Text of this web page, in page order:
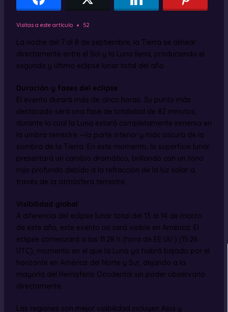
Visitas a este artículo 52
La noche del 7 al 8 de septiembre, la Tierra se alinear
directamente entre el Sol y la Luna llena, produciendo el
segundo y último eclipse lunar total del año.
Duración y fases del eclipse
El evento durará más de cinco horas. Su punto más
destacado será una fase de totalidad de 82 minutos,
durante la cual la Luna estará completamente inmersa en
la umbra terrestre —la parte interior y más oscura de la
sombra de la Tierra. En este momento, la superficie lunar
presentará un cambio dramático, brillando con un tono
rojo profundo debido a la refracción de la luz solar a
través de la atmósfera terrestre.
Visibilidad global
A diferencia del eclipse lunar total del 13 al 14 de marzo
de este año, este evento no será visible en América. El
eclipse comenzará a las 11:28 h (hora de EE.UU.) (15:26
UTC), momento en el que la Luna ya habrá bajado por el
horizonte en América del Norte y Sur, dejando a la
mayoría del Hemisferio Occidental sin poder observarlo
directamente.
Las regiones con mejor visibilidad incluyen Asia y